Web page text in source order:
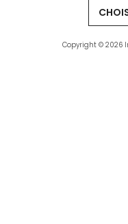
Copyright © 2026